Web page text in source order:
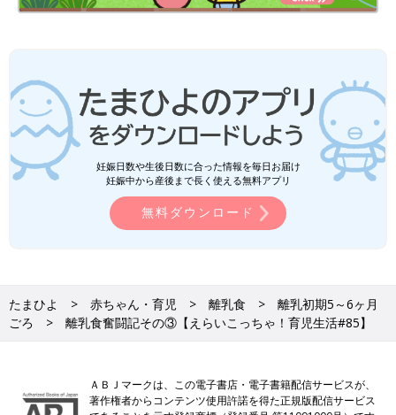
妊娠日数や生後日数に合った情報を毎日お届け
妊娠中から産後まで長く使える無料アプリ
無料ダウンロード
たまひよ 赤ちゃん・育児 離乳食
離乳初期5～6ヶ月
ごろ
離乳食奮闘記その③【えらいこっちゃ！育児生活#85】
ＡＢＪマークは、この電子書店・電子書籍配信サービスが、
著作権者からコンテンツ使用許諾を得た正規版配信サービス